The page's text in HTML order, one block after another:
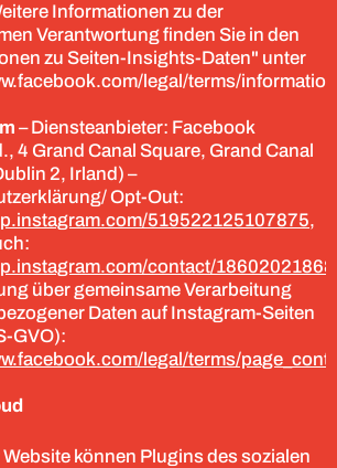
Informationen zu der
Verantwortung finden Sie in den
zu Seiten-Insights-Daten" unter
legal/terms/
– Diensteanbieter: Facebook
4 Grand Canal Square, Grand Canal
2, Irland) –
Opt-Out:
519522125107875,
contact/
über gemeinsame Verarbeitung
Daten auf Instagram-Seiten
GVO):
legal/terms/
können Plugins des sozialen